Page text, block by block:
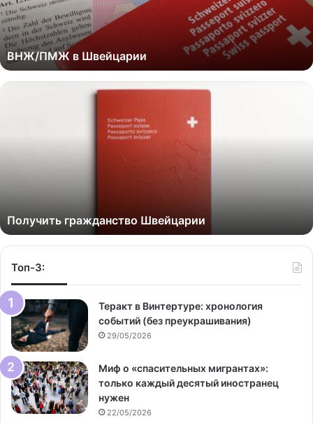
ВНЖ/ПМЖ в Швейцарии
Получить гражданство Швейцарии
Топ-3:
Теракт в Винтертуре: хронология
событий (без преукрашивания)
29/05/2026
Миф о «спасительных мигрантах»:
только каждый десятый иностранец
нужен
22/05/2026